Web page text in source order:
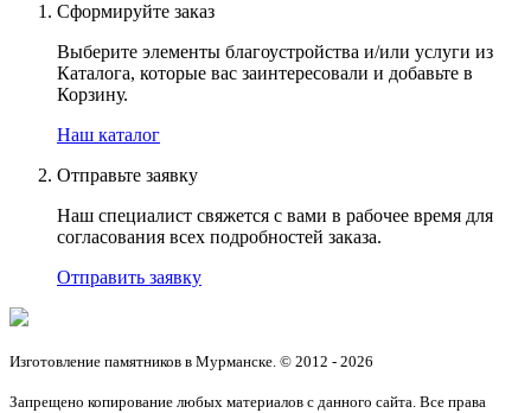
Сформируйте заказ
Выберите элементы благоустройства и/или услуги из
Каталога, которые вас заинтересовали и добавьте в
Корзину.
Наш каталог
Отправьте заявку
Наш специалист свяжется с вами в рабочее время для
согласования всех подробностей заказа.
Отправить заявку
Изготовление памятников в Мурманске. © 2012 - 2026
Запрещено копирование любых материалов с данного сайта. Все права